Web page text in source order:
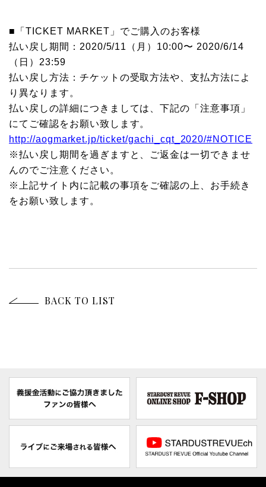
■「TICKET MARKET」でご購入のお客様
払い戻し期間：2020/5/11（月）10:00〜 2020/6/14
（日）23:59
払い戻し方法：チケットの受取方法や、支払方法によ
り異なります。
払い戻しの詳細につきましては、下記の「注意事項」
にてご確認をお願い致します。
http://aogmarket.jp/ticket/gachi_cqt_2020/#NOTICE
※払い戻し期間を過ぎますと、ご返金は一切できませ
んのでご注意ください。
※上記サイト内に記載の事項をご確認の上、お手続き
をお願い致します。
BACK TO LIST